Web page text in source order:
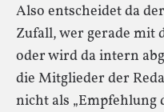
Also entscheidet da
Zufall, wer gerade mit
oder wird da intern
die Mitglieder der
nicht als „Empfehlung